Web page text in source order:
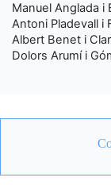
Manuel Anglada i
Antoni Pladevall i
Albert Benet i
Dolors Arumí i